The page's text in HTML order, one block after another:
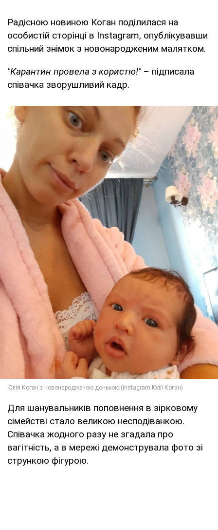
Радісною новиною Коган поділилася на
особистій сторінці в Instagram, опублікувавши
спільний знімок з новонародженим малятком.
"Карантин провела з користю!"– підписала
співачка зворушливий кадр.
Для шанувальників поповнення в зірковому
сімействі стало великою несподіванкою.
Співачка жодного разу не згадала про
вагітність, а в мережі демонструвала фото зі
стрункою фігурою.